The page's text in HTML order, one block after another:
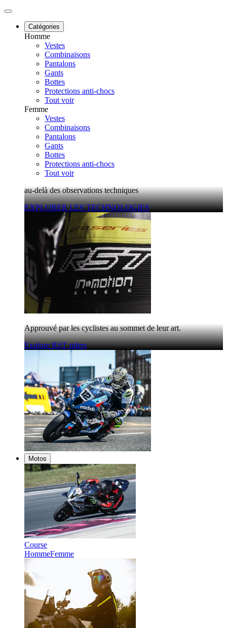
Catégories
Homme
Vestes
Combinaisons
Pantalons
Gants
Bottes
Protections anti-chocs
Tout voir
Femme
Vestes
Combinaisons
Pantalons
Gants
Bottes
Protections anti-chocs
Tout voir
au-delà des observations techniques
EXPLORER LES TECHNOLOGIES
Approuvé par les cyclistes au sommet de leur art.
Explore RST riders
Motos
Course
HommeFemme